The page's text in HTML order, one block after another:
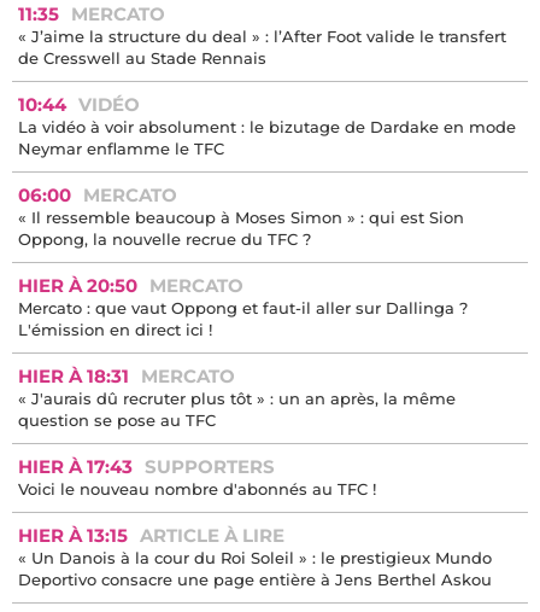
11:35 MERCATO
« J’aime la structure du deal » : l’After Foot valide le transfert
de Cresswell au Stade Rennais
10:44 VIDÉO
La vidéo à voir absolument : le bizutage de Dardake en mode
Neymar enflamme le TFC
06:00 MERCATO
« Il ressemble beaucoup à Moses Simon » : qui est Sion
Oppong, la nouvelle recrue du TFC ?
HIER À 20:50 MERCATO
Mercato : que vaut Oppong et faut-il aller sur Dallinga ?
L'émission en direct ici !
HIER À 18:31 MERCATO
« J'aurais dû recruter plus tôt » : un an après, la même
question se pose au TFC
HIER À 17:43 SUPPORTERS
Voici le nouveau nombre d'abonnés au TFC !
HIER À 13:15 ARTICLE À LIRE
« Un Danois à la cour du Roi Soleil » : le prestigieux Mundo
Deportivo consacre une page entière à Jens Berthel Askou